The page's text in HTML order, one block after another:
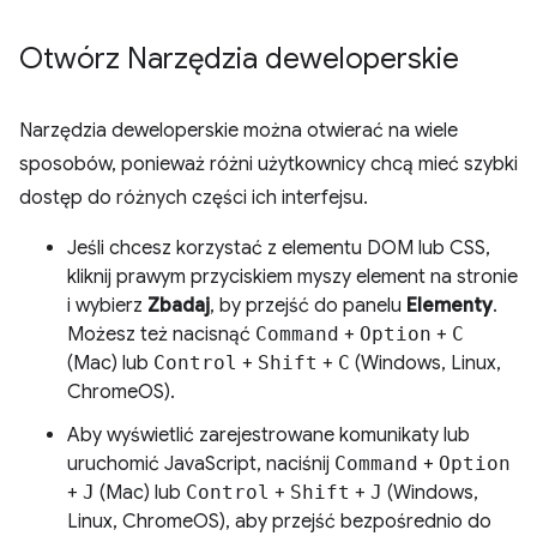
Otwórz Narzędzia deweloperskie
Narzędzia deweloperskie można otwierać na wiele
sposobów, ponieważ różni użytkownicy chcą mieć szybki
dostęp do różnych części ich interfejsu.
Jeśli chcesz korzystać z elementu DOM lub CSS,
kliknij prawym przyciskiem myszy element na stronie
i wybierz Zbadaj, by przejść do panelu Elementy.
Możesz też nacisnąć Command + Option + C
(Mac) lub Control + Shift + C (Windows, Linux,
ChromeOS).
Aby wyświetlić zarejestrowane komunikaty lub
uruchomić JavaScript, naciśnij Command + Option
+ J (Mac) lub Control + Shift + J (Windows,
Linux, ChromeOS), aby przejść bezpośrednio do